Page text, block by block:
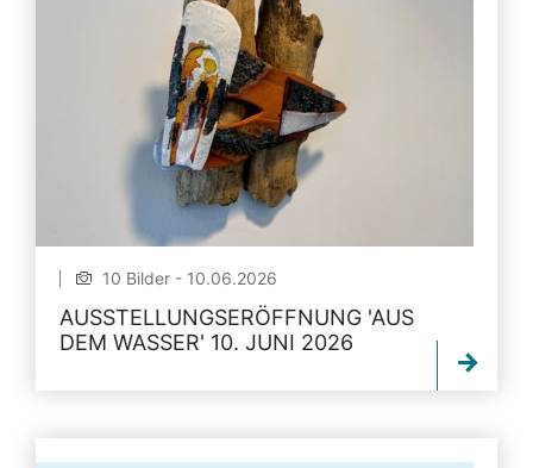
10 Bilder - 10.06.2026
AUSSTELLUNGSERÖFFNUNG 'AUS
DEM WASSER' 10. JUNI 2026